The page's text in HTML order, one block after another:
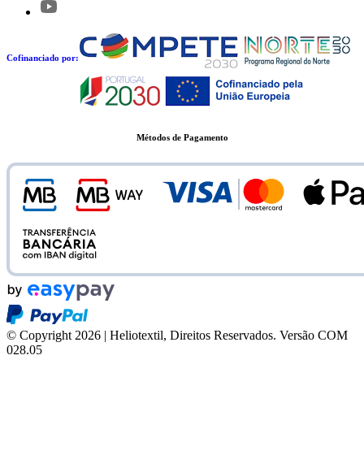
Cofinanciado por:
Métodos de Pagamento
© Copyright 2026 | Heliotextil, Direitos Reservados. Versão COM
028.05